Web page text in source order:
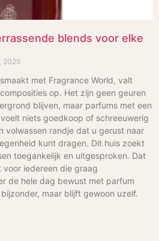
blends voor elke
2025
met Fragrance World, valt
op. Het zijn geen geuren
blijven, maar parfums met een
niets goedkoop of schreeuwerig
volwassen randje dat u gerust naar
kunt dragen. Dit huis zoekt
toegankelijk en uitgesproken. Dat
voor iedereen die graag
de hele dag bewust met parfum
maar blijft gewoon uzelf.